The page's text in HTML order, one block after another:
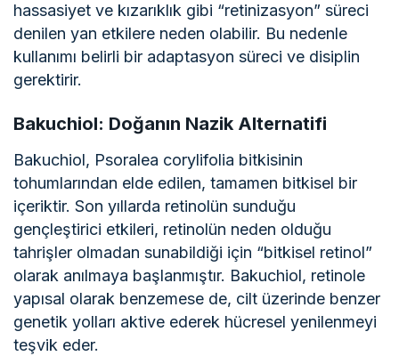
hassasiyet ve kızarıklık gibi “retinizasyon” süreci
denilen yan etkilere neden olabilir. Bu nedenle
kullanımı belirli bir adaptasyon süreci ve disiplin
gerektirir.
Bakuchiol: Doğanın Nazik Alternatifi
Bakuchiol, Psoralea corylifolia bitkisinin
tohumlarından elde edilen, tamamen bitkisel bir
içeriktir. Son yıllarda retinolün sunduğu
gençleştirici etkileri, retinolün neden olduğu
tahrişler olmadan sunabildiği için “bitkisel retinol”
olarak anılmaya başlanmıştır. Bakuchiol, retinole
yapısal olarak benzemese de, cilt üzerinde benzer
genetik yolları aktive ederek hücresel yenilenmeyi
teşvik eder.